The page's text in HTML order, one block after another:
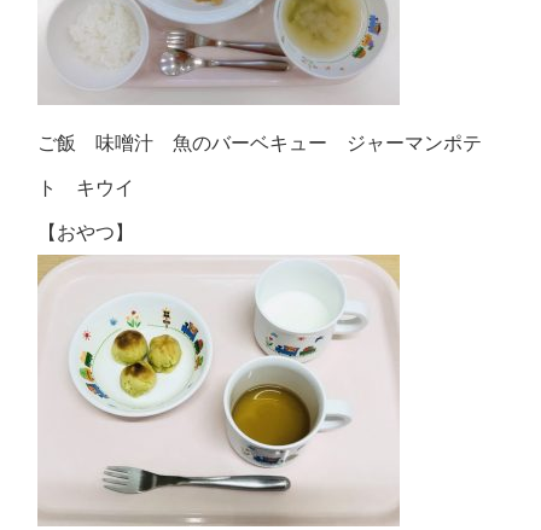
ご飯 味噌汁 魚のバーベキュー ジャーマンポテ
ト キウイ
【おやつ】